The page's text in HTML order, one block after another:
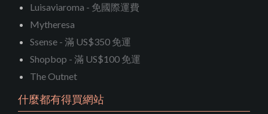
Luisaviaroma - 免國際運費
Mytheresa
Ssense - 滿 US$350 免運
Shopbop - 滿 US$100 免運
The Outnet
什麼都有得買網站